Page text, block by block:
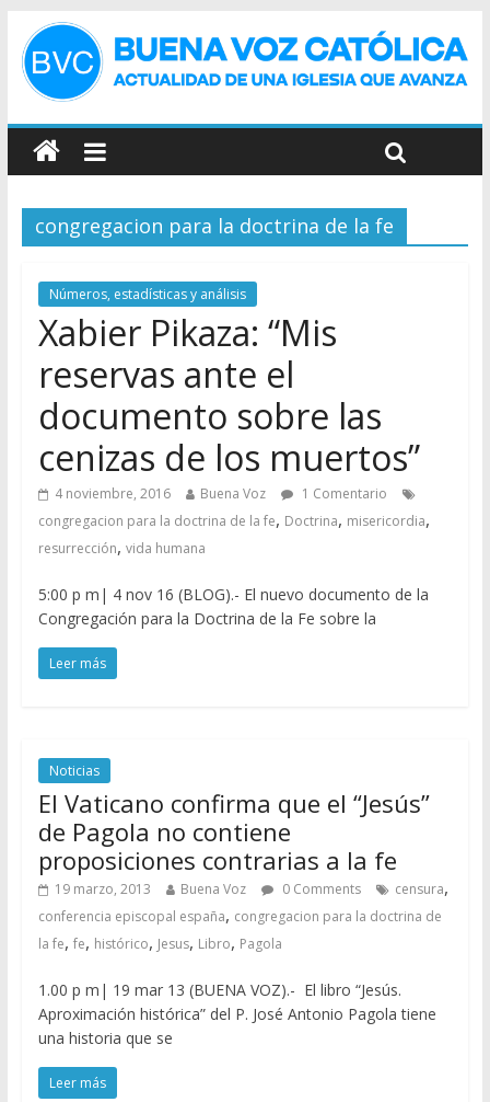
congregacion para la doctrina de la fe
Números, estadísticas y análisis
Xabier Pikaza: “Mis
reservas ante el
documento sobre las
cenizas de los muertos”
4 noviembre, 2016 Buena Voz
1 Comentario
congregacion para la doctrina de la fe, Doctrina, misericordia,
resurrección, vida humana
5:00 p m| 4 nov 16 (BLOG).- El nuevo documento de la
Congregación para la Doctrina de la Fe sobre la
Leer más
Noticias
El Vaticano confirma que el “Jesús”
de Pagola no contiene
proposiciones contrarias a la fe
19 marzo, 2013 Buena Voz 0 Comments censura,
conferencia episcopal españa, congregacion para la doctrina de
la fe, fe, histórico, Jesus, Libro, Pagola
1.00 p m| 19 mar 13 (BUENA VOZ).- El libro “Jesús.
Aproximación histórica” del P. José Antonio Pagola tiene
una historia que se
Leer más